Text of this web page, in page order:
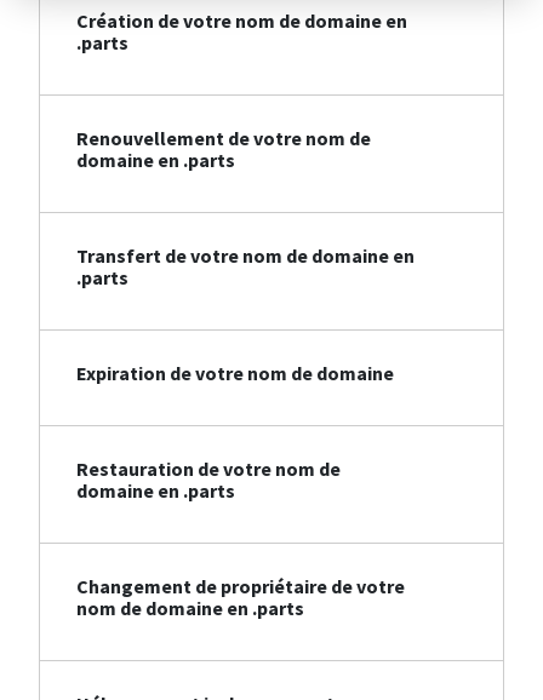
Création de votre nom de domaine en
.parts
Renouvellement de votre nom de
domaine en .parts
Transfert de votre nom de domaine en
.parts
Expiration de votre nom de domaine
Restauration de votre nom de
domaine en .parts
Changement de propriétaire de votre
nom de domaine en .parts